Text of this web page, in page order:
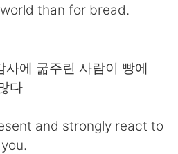
than for bread.
사에 굶주린 사람이 빵에
다
and strongly react to